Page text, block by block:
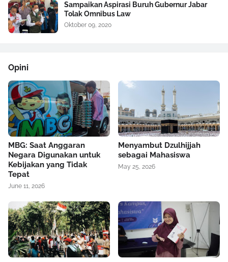
Sampaikan Aspirasi Buruh Gubernur Jabar
Tolak Omnibus Law
Oktober 09, 2020
Opini
MBG: Saat Anggaran
Negara Digunakan untuk
Kebijakan yang Tidak
Tepat
June 11, 2026
Menyambut Dzulhijjah
sebagai Mahasiswa
May 25, 2026